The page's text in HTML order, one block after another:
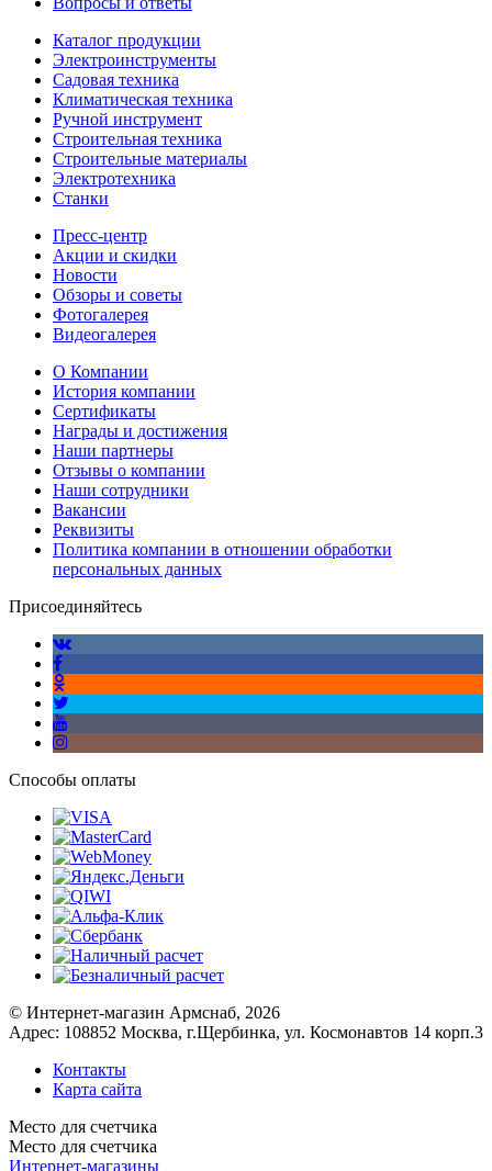
Каталог продукции
Электроинструменты
Садовая техника
Климатическая техника
Ручной инструмент
Строительная техника
Строительные материалы
Электротехника
Станки
Пресс-центр
Акции и скидки
Новости
Обзоры и советы
Фотогалерея
Видеогалерея
О Компании
История компании
Сертификаты
Награды и достижения
Наши партнеры
Отзывы о компании
Наши сотрудники
Вакансии
Реквизиты
Политика компании в отношении обработки
персональных данных
Присоединяйтесь
Способы оплаты
© Интернет-магазин Армснаб, 2026
Адрес: 108852 Москва, г.Щербинка, ул. Космонавтов 14 корп.3
Контакты
Карта сайта
Место для счетчика
Место для счетчика
Интернет-магазины